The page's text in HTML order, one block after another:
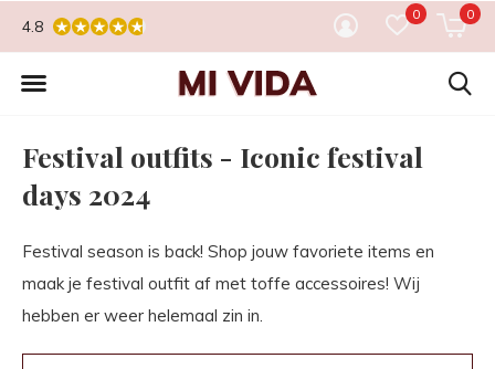
0 0
4.8
Festival outfits - Iconic festival
days 2024
Festival season is back! Shop jouw favoriete items en
maak je festival outfit af met toffe accessoires! Wij
hebben er weer helemaal zin in.